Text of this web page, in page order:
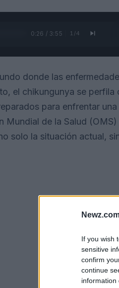
If you wish
sensitive
confirm
continue
information
0:28 / 3:55 1 /4
donde las
el chikungunya se
para enfrentar
Mundial de la Salud
solo la situación actual,